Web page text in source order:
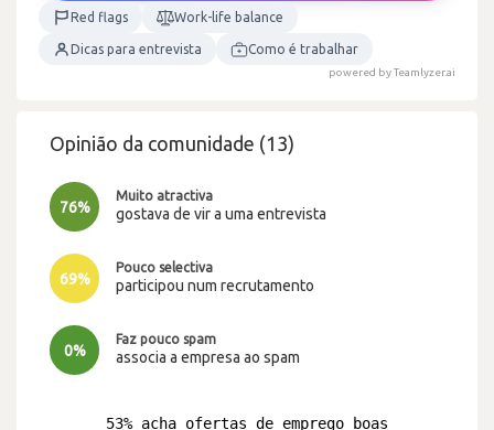
Red flags Work-life balance
Dicas para entrevista Como é trabalhar
powered by Teamlyzer.ai
Opinião da comunidade (13)
76%
Muito atractiva
gostava de vir a uma entrevista
69%
Pouco selectiva
participou num recrutamento
0%
Faz pouco spam
associa a empresa ao spam